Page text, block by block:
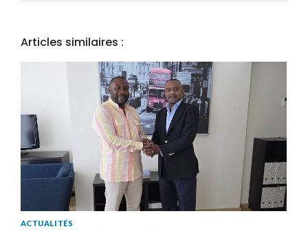
Articles similaires :
ACTUALITÉS